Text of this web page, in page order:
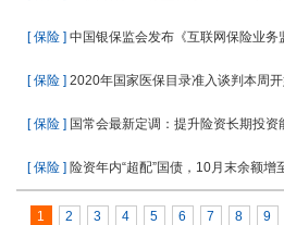
[ 保险 ] 中国银保监会发布《互联网保险业务
[ 保险 ] 2020年国家医保目录准入谈判本周
[ 保险 ] 国常会最新定调：提升险资长期投
[ 保险 ] 险资年内“超配”国债，10月末余额增
1 2 3 4 5 6 7 8 9